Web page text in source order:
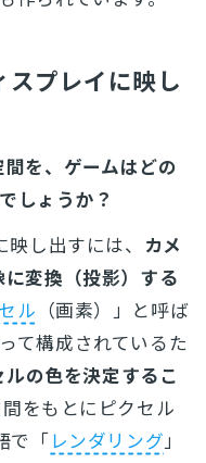
プレイに映し
を、ゲームはどの
しょうか？
し出すには、 カメ
変換（投影）する
ル （画素）」と呼ば
て構成されているた
ルの色を決定するこ
をもとにピクセル
で「 レンダリング 」